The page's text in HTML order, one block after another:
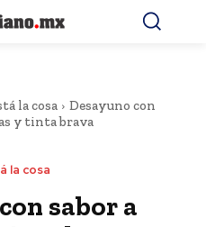
la cosa
Desayuno con
y tinta brava
la cosa
sabor a